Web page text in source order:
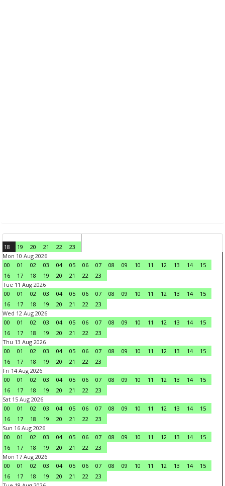
18 19 20 21 22
23
Mon 10 Aug 2026
00
01 02 03 04 05 06 07 08 09 10 11 12 13 14
15
16
17 18 19 20 21 22
23
Tue 11 Aug 2026
00
01 02 03 04 05 06 07 08 09 10 11 12 13 14
15
16
17 18 19 20 21 22
23
Wed 12 Aug 2026
00
01 02 03 04 05 06 07 08 09 10 11 12 13 14
15
16
17 18 19 20 21 22
23
Thu 13 Aug 2026
00
01 02 03 04 05 06 07 08 09 10 11 12 13 14
15
16
17 18 19 20 21 22
23
Fri 14 Aug 2026
00
01 02 03 04 05 06 07 08 09 10 11 12 13 14
15
16
17 18 19 20 21 22
23
Sat 15 Aug 2026
00
01 02 03 04 05 06 07 08 09 10 11 12 13 14
15
16
17 18 19 20 21 22
23
Sun 16 Aug 2026
00
01 02 03 04 05 06 07 08 09 10 11 12 13 14
15
16
17 18 19 20 21 22
23
Mon 17 Aug 2026
00
01 02 03 04 05 06 07 08 09 10 11 12 13 14
15
16
17 18 19 20 21 22
23